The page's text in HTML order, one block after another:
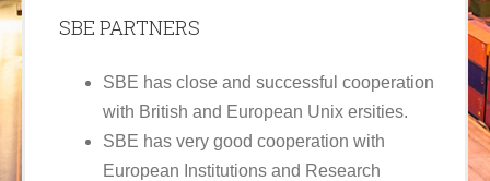
SBE PARTNERS
SBE has close and successful cooperation
with British and European Unix ersities.
SBE has very good cooperation with
European Institutions and Research